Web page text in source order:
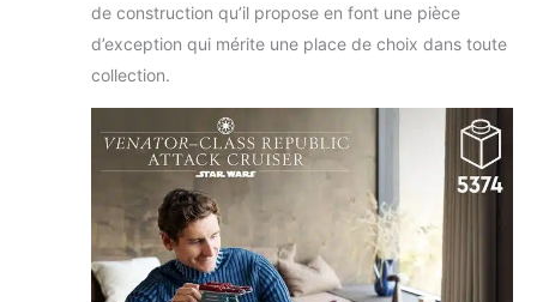
de construction qu’il propose en font une pièce
d’exception qui mérite une place de choix dans toute
collection.